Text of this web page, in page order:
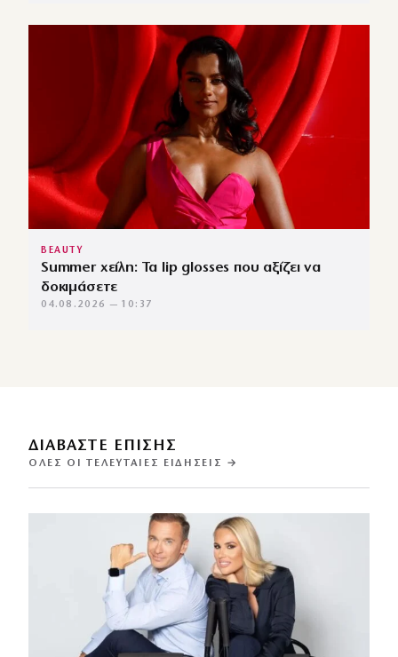
BEAUTY
Summer χείλη: Τα lip glosses που αξίζει να
δοκιμάσετε
04.08.2026 — 10:37
ΔΙΑΒΑΣΤΕ ΕΠΙΣΗΣ
ΌΛΕΣ ΟΙ ΤΕΛΕΥΤΑΊΕΣ ΕΙΔΉΣΕΙΣ →